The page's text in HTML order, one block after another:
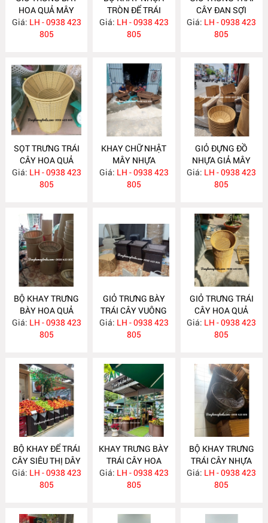
HOA QUẢ MÂY
NHỰA NH398
Giá: LH - 0938 423
805
TRÒN ĐỂ TRÁI
CÂY SIÊU THỊ
MÂY NHỰA
Giá: LH - 0938 423
805
CÂY ĐAN SỢI
NHỰA TRÒN
NH396
Giá: LH - 0938 423
805
SỌT TRƯNG TRÁI
CÂY HOA QUẢ
CHO SIÊU THỊ
NH395
Giá: LH - 0938 423
805
KHAY CHỮ NHẬT
MÂY NHỰA
NH386
Giá: LH - 0938 423
805
GIỎ ĐỰNG ĐỒ
NHỰA GIẢ MÂY
NH385
Giá: LH - 0938 423
805
BỘ KHAY TRƯNG
BÀY HOA QUẢ
SIÊU THỊ NH384
Giá: LH - 0938 423
805
GIỎ TRƯNG BÀY
TRÁI CÂY VUÔNG
NH383
Giá: LH - 0938 423
805
GIỎ TRƯNG TRÁI
CÂY HOA QUẢ
NH349
Giá: LH - 0938 423
805
BỘ KHAY ĐỂ TRÁI
CÂY SIÊU THỊ DÂY
TRÒN NH348
Giá: LH - 0938 423
805
KHAY TRƯNG BÀY
TRÁI CÂY HOA
QUẢ SIÊU THỊ
NH347
Giá: LH - 0938 423
805
BỘ KHAY TRƯNG
TRÁI CÂY NHỰA
GIẢ MÂY NH324
Giá: LH - 0938 423
805